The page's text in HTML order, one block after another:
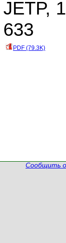
JETP,
633
PDF (79.3K)
Сообщить о